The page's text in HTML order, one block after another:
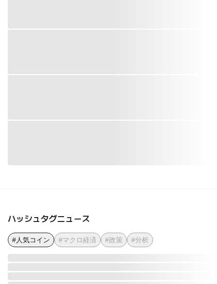
ハッシュタグニュース
#人気コイン #マクロ経済 #政策 #分析